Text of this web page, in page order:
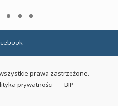
prawa zastrzeżone.
prywatności BIP